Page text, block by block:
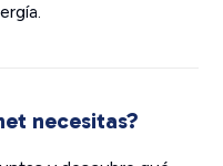
necesitas?